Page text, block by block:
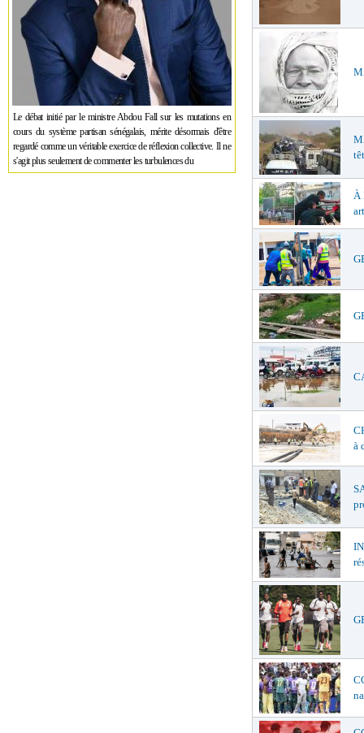
Le débat initié par le ministre Abdou Fall sur les mutations en
cours du système partisan sénégalais, mérite désormais d'être
regardé comme un véritable exercice de réflexion collective. Il ne
s'agit plus seulement de commenter les turbulences du
À
à